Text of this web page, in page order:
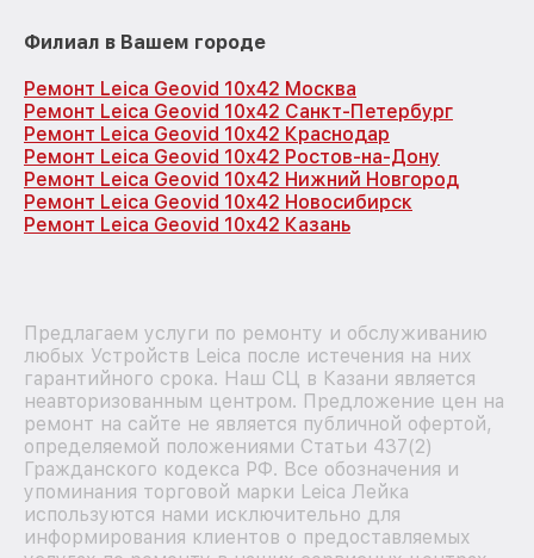
Филиал в Вашем городе
Ремонт Leica Geovid 10x42 Москва
Ремонт Leica Geovid 10x42 Санкт-Петербург
Ремонт Leica Geovid 10x42 Краснодар
Ремонт Leica Geovid 10x42 Ростов-на-Дону
Ремонт Leica Geovid 10x42 Нижний Новгород
Ремонт Leica Geovid 10x42 Новосибирск
Ремонт Leica Geovid 10x42 Казань
Предлагаем услуги по ремонту и обслуживанию
любых Устройств Leica после истечения на них
гарантийного срока. Наш СЦ в Казани является
неавторизованным центром. Предложение цен на
ремонт на сайте не является публичной офертой,
определяемой положениями Статьи 437(2)
Гражданского кодекса РФ. Все обозначения и
упоминания торговой марки Leica Лейка
используются нами исключительно для
информирования клиентов о предоставляемых